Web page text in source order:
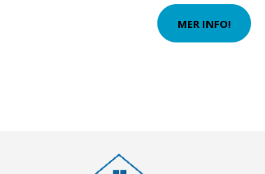
MER INFO!